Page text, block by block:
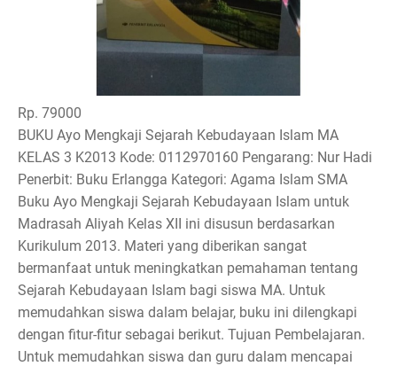
Rp. 79000
BUKU Ayo Mengkaji Sejarah Kebudayaan Islam MA
KELAS 3 K2013 Kode: 0112970160 Pengarang: Nur Hadi
Penerbit: Buku Erlangga Kategori: Agama Islam SMA
Buku Ayo Mengkaji Sejarah Kebudayaan Islam untuk
Madrasah Aliyah Kelas XII ini disusun berdasarkan
Kurikulum 2013. Materi yang diberikan sangat
bermanfaat untuk meningkatkan pemahaman tentang
Sejarah Kebudayaan Islam bagi siswa MA. Untuk
memudahkan siswa dalam belajar, buku ini dilengkapi
dengan fitur-fitur sebagai berikut. Tujuan Pembelajaran.
Untuk memudahkan siswa dan guru dalam mencapai